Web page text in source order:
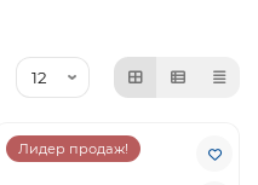
Лидер продаж!